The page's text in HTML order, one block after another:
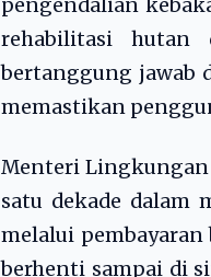
pengendalian
rehabilitasi hutan
bertanggung jawab
memastikan
Menteri Lingkungan
satu dekade dalam
melalui pembayaran
berhenti sampai di